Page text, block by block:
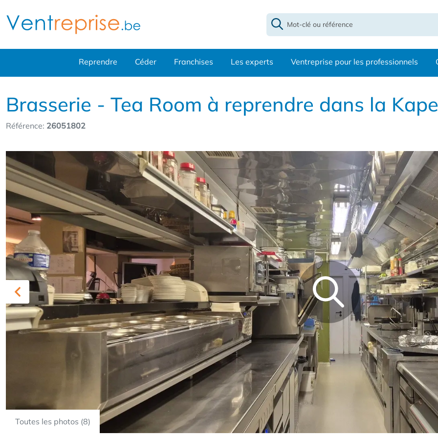
Reprendre Céder Franchises Les experts Ventreprise pour les professionnels
Brasserie - Tea Room à reprendre dans la
Référence: 26051802
Toutes les photos (8)
Previous